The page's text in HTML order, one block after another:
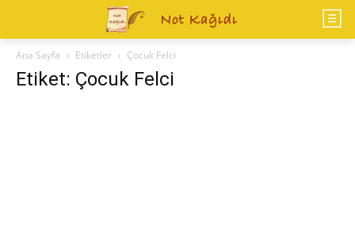
Ana Sayfa Etiketler Çocuk Felci
Etiket: Çocuk Felci